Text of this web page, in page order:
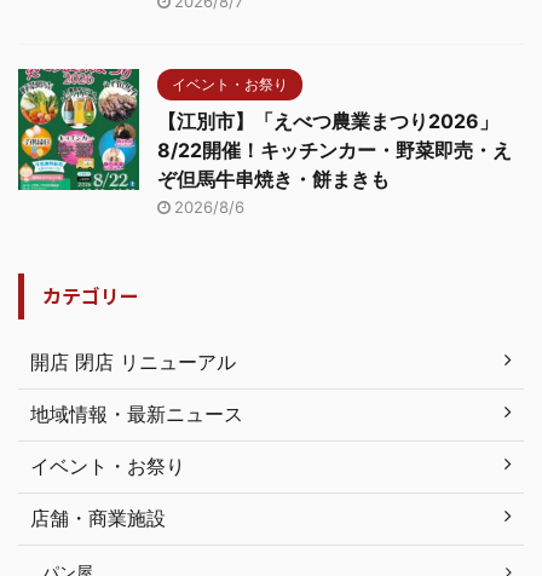
イベント・お祭り
【江別市】「えべつ農業まつり2026」
8/22開催！キッチンカー・野菜即売・え
ぞ但馬牛串焼き・餅まきも
2026/8/6
カテゴリー
開店 閉店 リニューアル
地域情報・最新ニュース
イベント・お祭り
店舗・商業施設
パン屋